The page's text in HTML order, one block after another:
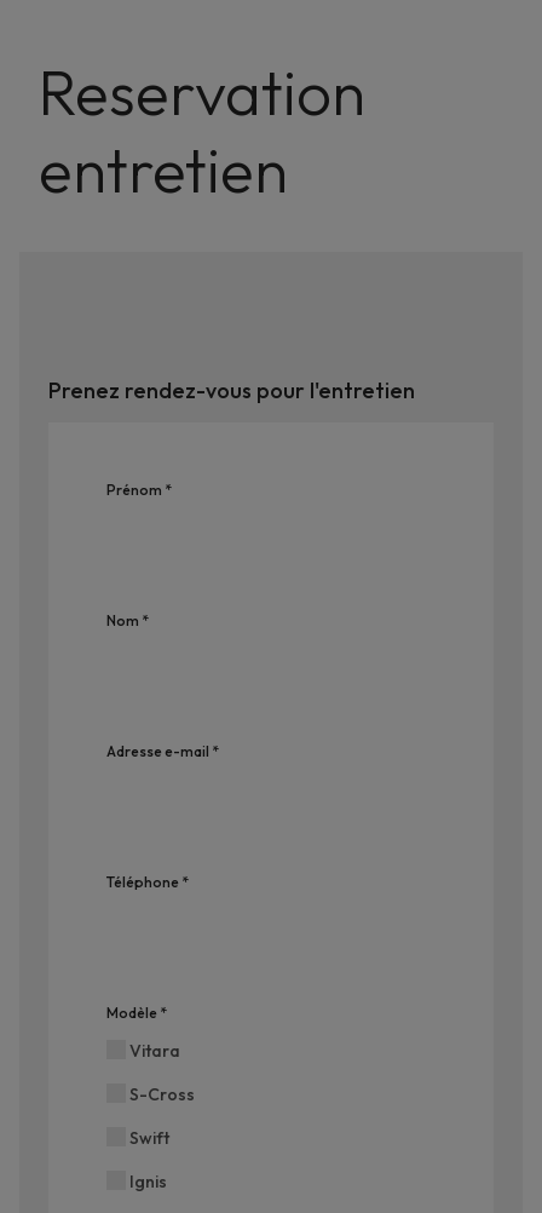
Reservation
entretien
Prenez rendez-vous pour l'entretien
Prénom *
Nom *
Adresse e-mail *
Téléphone *
Modèle *
Vitara
S-Cross
Swift
Ignis